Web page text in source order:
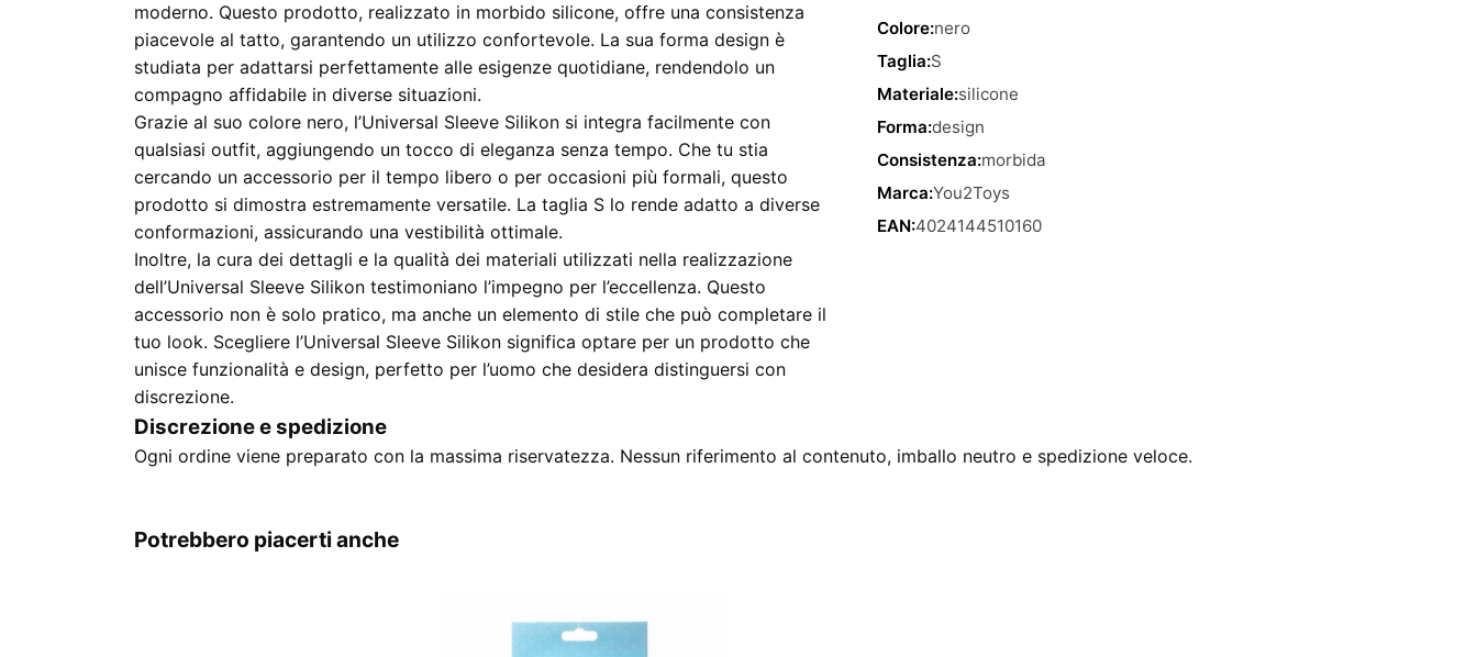
moderno. Questo prodotto, realizzato in morbido silicone, offre una consistenza
piacevole al tatto, garantendo un utilizzo confortevole. La sua forma design è
studiata per adattarsi perfettamente alle esigenze quotidiane, rendendolo un
compagno affidabile in diverse situazioni.
Grazie al suo colore nero, l’Universal Sleeve Silikon si integra facilmente con
qualsiasi outfit, aggiungendo un tocco di eleganza senza tempo. Che tu stia
cercando un accessorio per il tempo libero o per occasioni più formali, questo
prodotto si dimostra estremamente versatile. La taglia S lo rende adatto a diverse
conformazioni, assicurando una vestibilità ottimale.
Inoltre, la cura dei dettagli e la qualità dei materiali utilizzati nella realizzazione
dell’Universal Sleeve Silikon testimoniano l’impegno per l’eccellenza. Questo
accessorio non è solo pratico, ma anche un elemento di stile che può completare il
tuo look. Scegliere l’Universal Sleeve Silikon significa optare per un prodotto che
unisce funzionalità e design, perfetto per l’uomo che desidera distinguersi con
discrezione.
Colore:nero
Taglia:S
Materiale:silicone
Forma:design
Consistenza:morbida
Marca:You2Toys
EAN:4024144510160
Discrezione e spedizione
Ogni ordine viene preparato con la massima riservatezza. Nessun riferimento al contenuto, imballo neutro e spedizione veloce.
Potrebbero piacerti anche